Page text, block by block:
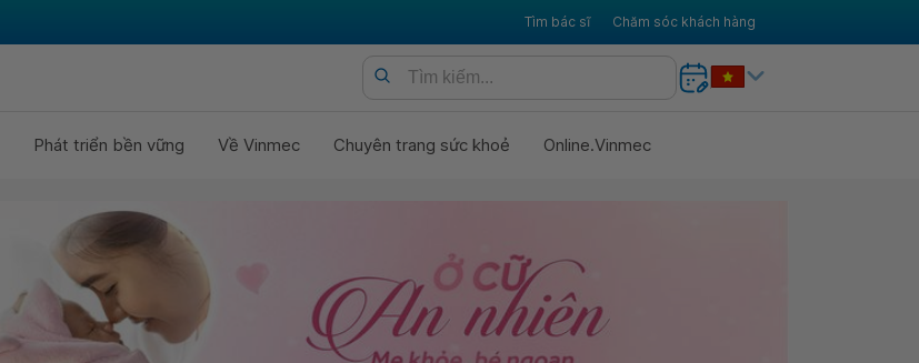
Tìm bác sĩ Chăm sóc khách hàng
Phát triển bền vững Về Vinmec Chuyên trang sức khoẻ Online.Vinmec